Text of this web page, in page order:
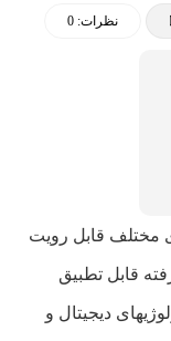
نظرات: 0
مختلف قابل رویت
قابل تطبیق
دیجیتال و